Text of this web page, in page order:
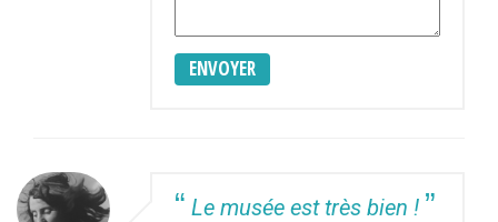
ENVOYER
Le musée est très bien !